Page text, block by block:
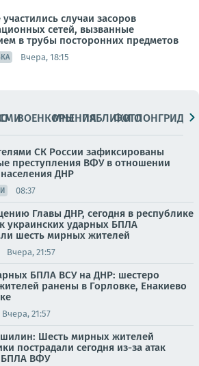
случаи засоров
сетей, вызванные
в трубы посторонних предметов
Вчера, 18:15
ВОЕНКОРЫМНЕНИЯПАБЛИКИ
ФОТОЛОНГРИДЫ
СК России зафиксированы
преступления ВФУ в отношении
ДНР
08:37
Главы ДНР, сегодня в республике
украинских ударных БПЛА
шесть мирных жителей
Вчера, 21:57
БПЛА ВСУ на ДНР: шестеро
ранены в Горловке, Енакиево
Вчера, 21:57
Шесть мирных жителей
пострадали сегодня из-за атак
БПЛА ВФУ